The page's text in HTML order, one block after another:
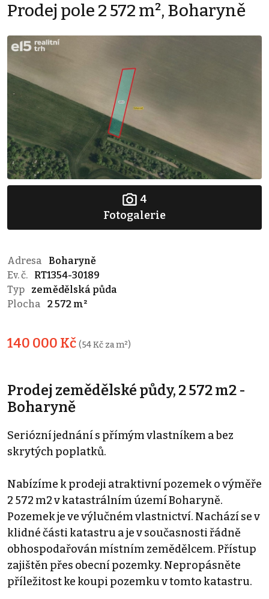
Prodej pole 2 572 m², Boharyně
4
Fotogalerie
Adresa
Boharyně
Ev. č.
RT1354-30189
Typ
zemědělská půda
Plocha
2 572 m²
140 000 Kč (54 Kč za m²)
Prodej zemědělské půdy, 2 572 m2 -
Boharyně
Seriózní jednání s přímým vlastníkem a bez
skrytých poplatků.
Nabízíme k prodeji atraktivní pozemek o výměře
2 572 m2 v katastrálním území Boharyně.
Pozemek je ve výlučném vlastnictví. Nachází se v
klidné části katastru a je v současnosti řádně
obhospodařován místním zemědělcem. Přístup
zajištěn přes obecní pozemky. Nepropásněte
příležitost ke koupi pozemku v tomto katastru.